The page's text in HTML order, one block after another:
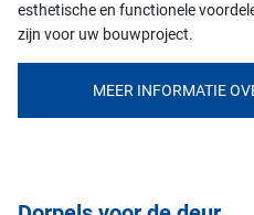
esthetische en functionele
zijn voor uw bouwproject.
MEER INFORMATIE